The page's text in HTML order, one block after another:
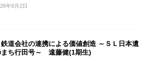
年8月2日
道会社の連携による価値創造 ～ＳＬ日本遺
まち行田号～ 遠藤健(1期生)